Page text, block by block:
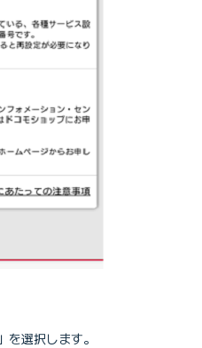
を選択します。